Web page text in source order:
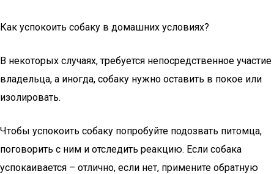
Как успокоить собаку в домашних условиях?
В некоторых случаях, требуется непосредственное участие
владельца, а иногда, собаку нужно оставить в покое или
изолировать.
Чтобы успокоить собаку попробуйте подозвать питомца,
поговорить с ним и отследить реакцию. Если собака
успокаивается – отлично, если нет, примените обратную